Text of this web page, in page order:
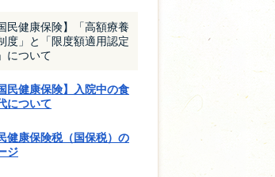
国民健康保険】「高額療養
度」と「限度額適用認定
について
国民健康保険】入院中の食
について
健康保険税（国保税）の
ジ